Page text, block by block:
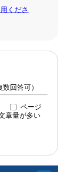
くださ
回答可）
ページ
章量が多い